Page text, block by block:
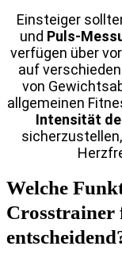
Einsteiger
und Puls-
verfügen über
auf
von
allgemeinen
Intensität
Welche
Crosstrainer